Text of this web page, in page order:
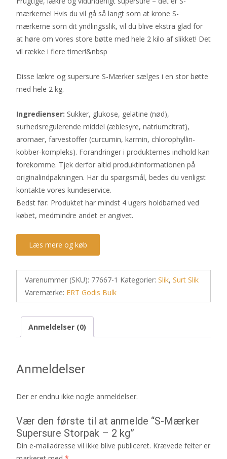
mærkerne! Hvis du vil gå så langt som at krone S-
mærkerne som dit yndlingsslik, vil du blive ekstra glad for
at høre om vores store bøtte med hele 2 kilo af slikket! Det
vil række i flere timer!&nbsp
Disse lækre og supersure S-Mærker sælges i en stor bøtte
med hele 2 kg.
Ingredienser: Sukker, glukose, gelatine (nød),
surhedsregulerende middel (æblesyre, natriumcitrat),
aromaer, farvestoffer (curcumin, karmin, chlorophyllin-
kobber-kompleks). Forandringer i produkternes indhold kan
forekomme. Tjek derfor altid produktinformationen på
originalindpakningen. Har du spørgsmål, bedes du venligst
kontakte vores kundeservice.
Bedst før: Produktet har mindst 4 ugers holdbarhed ved
købet, medmindre andet er angivet.
Læs mere og køb
Varenummer (SKU): 77667-1 Kategorier: Slik, Surt Slik
Varemærke: ERT Godis Bulk
Anmeldelser (0)
Anmeldelser
Der er endnu ikke nogle anmeldelser.
Vær den første til at anmelde “S-Mærker
Supersure Storpak – 2 kg”
Din e-mailadresse vil ikke blive publiceret. Krævede felter er